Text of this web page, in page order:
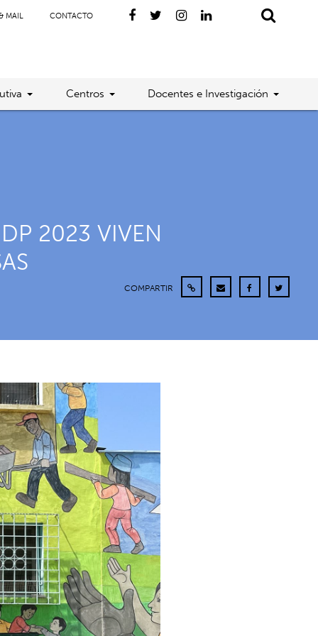
MAIL CONTACTO
Centros Docentes e Investigación
2023 VIVEN
COMPARTIR